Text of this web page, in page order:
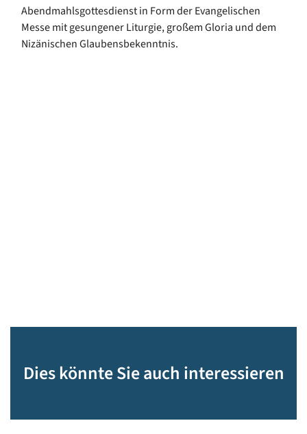
Abendmahlsgottesdienst in Form der Evangelischen
Messe mit gesungener Liturgie, großem Gloria und dem
Nizänischen Glaubensbekenntnis.
Dies könnte Sie auch interessieren